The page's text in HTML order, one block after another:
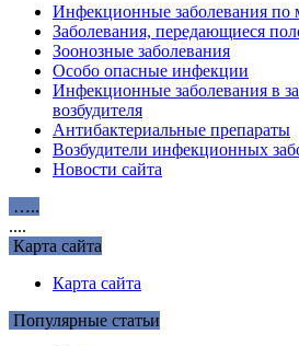
Инфекционные заболевания по
Заболевания, передающиеся
Зоонозные заболевания
Особо опасные инфекции
Инфекционные заболевания в
возбудителя
Антибактериальные препараты
Возбудители инфекционных
Новости сайта
…..
....
Карта сайта
Карта сайта
Популярные статьи